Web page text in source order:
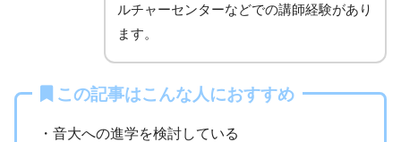
ルチャーセンターなどでの講師経験があり
ます。
この記事はこんな人におすすめ
・音大への進学を検討している